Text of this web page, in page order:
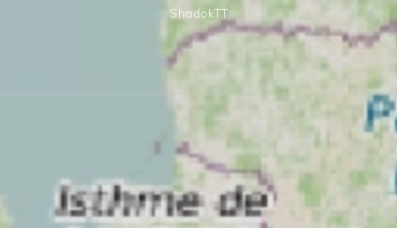
ShadokTT